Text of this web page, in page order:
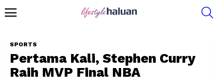
SPORTS
Pertama Kali, Stephen Curry
Raih MVP Final NBA